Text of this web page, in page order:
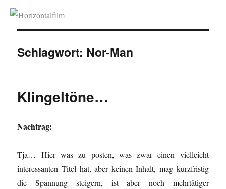
Horizontalfilm
Schlagwort: Nor-Man
Klingeltöne…
Nachtrag:
Tja… Hier was zu posten, was zwar einen vielleicht
interessanten Titel hat, aber keinen Inhalt, mag kurzfristig
die Spannung steigern, ist aber noch mehrtätiger